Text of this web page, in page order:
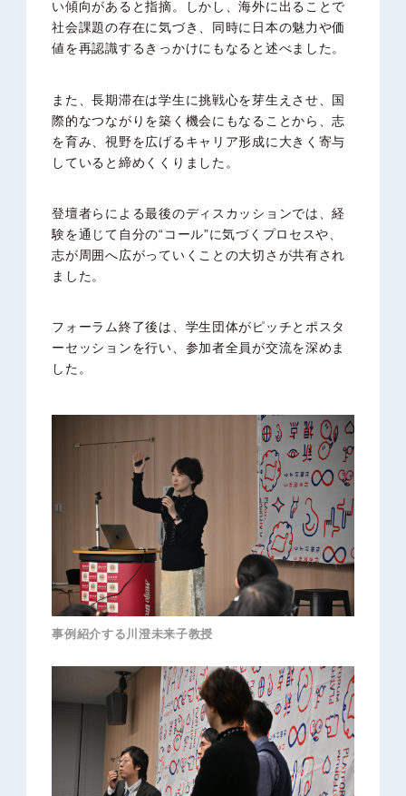
い傾向があると指摘。しかし、海外に出ることで
社会課題の存在に気づき、同時に日本の魅力や価
値を再認識するきっかけにもなると述べました。
また、長期滞在は学生に挑戦心を芽生えさせ、国
際的なつながりを築く機会にもなることから、志
を育み、視野を広げるキャリア形成に大きく寄与
していると締めくくりました。
登壇者らによる最後のディスカッションでは、経
験を通じて自分の“コール”に気づくプロセスや、
志が周囲へ広がっていくことの大切さが共有され
ました。
フォーラム終了後は、学生団体がピッチとポスタ
ーセッションを行い、参加者全員が交流を深めま
した。
事例紹介する川澄未来子教授